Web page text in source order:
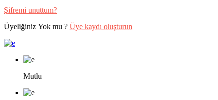
Şifremi unuttum?
Üyeliğiniz Yok mu ? Üye kaydı oluşturun
Mutlu